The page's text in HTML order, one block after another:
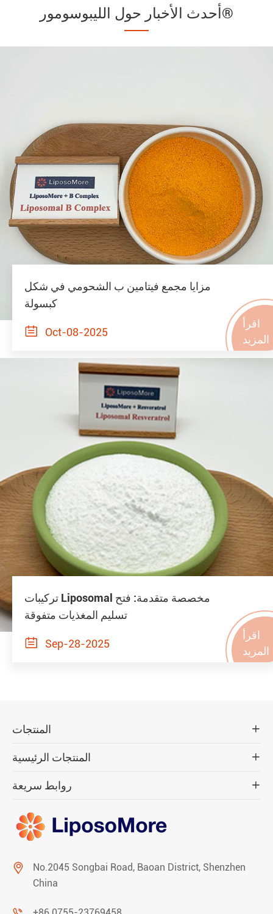
أحدث الأخبار حول الليبوسومور®
مزايا مجمع فيتامين ب الشحومي في شكل
كبسولة
 Oct-08-2025
اقرأ
المزيد
تركيبات Liposomal مخصصة متقدمة: فتح
تسليم المغذيات متفوقة
 Sep-28-2025
اقرأ
المزيد
المنتجات 
المنتجات الرئيسية 
روابط سريعة 

No.2045 Songbai Road, Baoan District, Shenzhen
China